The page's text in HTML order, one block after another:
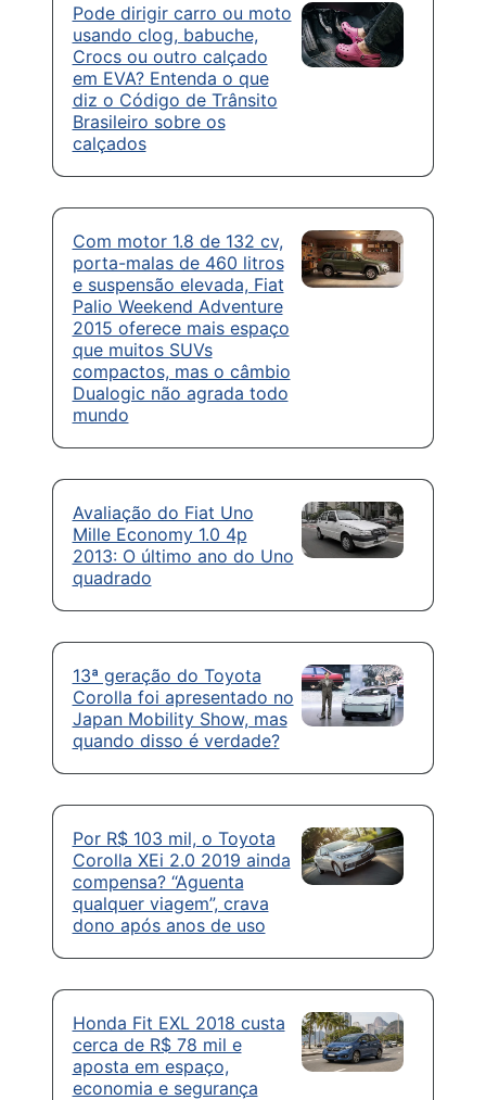
Pode dirigir carro ou moto
usando clog, babuche,
Crocs ou outro calçado
em EVA? Entenda o que
diz o Código de Trânsito
Brasileiro sobre os
calçados
Com motor 1.8 de 132 cv,
porta-malas de 460 litros
e suspensão elevada, Fiat
Palio Weekend Adventure
2015 oferece mais espaço
que muitos SUVs
compactos, mas o câmbio
Dualogic não agrada todo
mundo
Avaliação do Fiat Uno
Mille Economy 1.0 4p
2013: O último ano do Uno
quadrado
13ª geração do Toyota
Corolla foi apresentado no
Japan Mobility Show, mas
quando disso é verdade?
Por R$ 103 mil, o Toyota
Corolla XEi 2.0 2019 ainda
compensa? “Aguenta
qualquer viagem”, crava
dono após anos de uso
Honda Fit EXL 2018 custa
cerca de R$ 78 mil e
aposta em espaço,
economia e segurança